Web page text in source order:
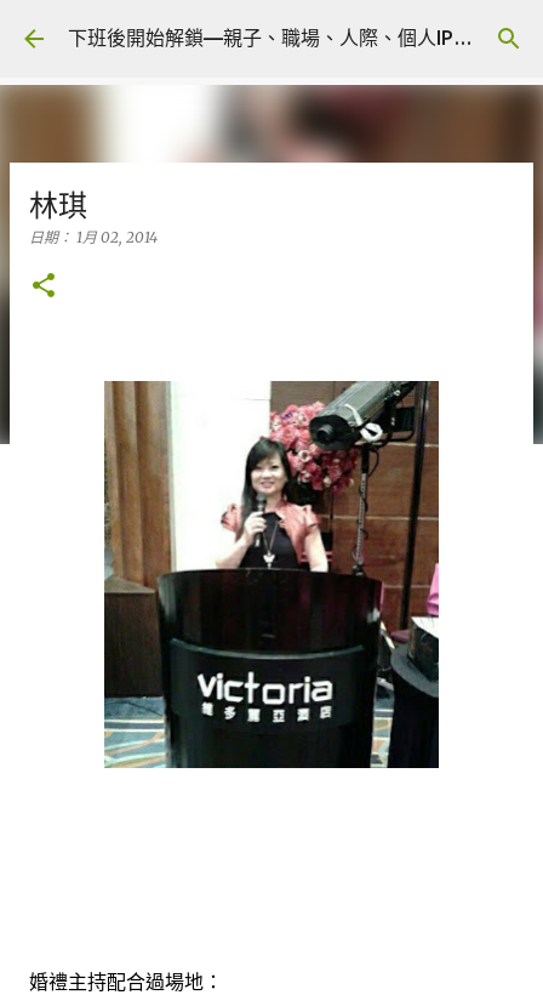
跳到主要內容 下班後開始解鎖—親子、職場、人際、個人IP 🎧 Podcast
林琪
日期： 1月 02, 2014
婚禮主持配合過場地：